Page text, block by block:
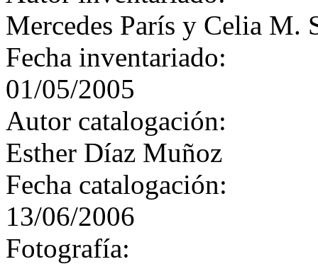
Mercedes París y Celia M.
Fecha inventariado:
01/05/2005
Autor catalogación:
Esther Díaz Muñoz
Fecha catalogación:
13/06/2006
Fotografía: